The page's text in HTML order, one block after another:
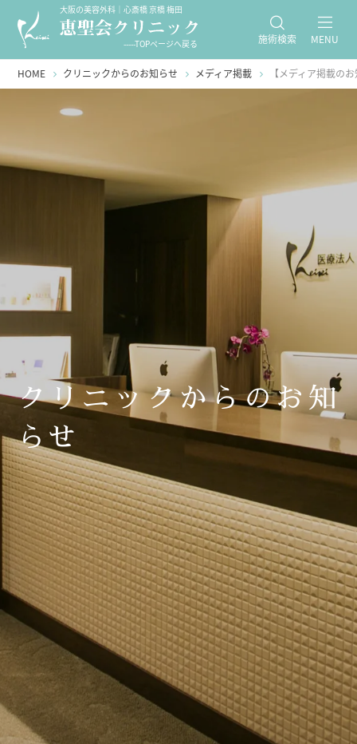
大阪の美容外科｜心斎橋 京橋 梅田
-----TOPページへ戻る 施術検索 MENU
HOME クリニックからのお知らせ メディア掲載 【メディア掲載の
クリニックからのお知
らせ